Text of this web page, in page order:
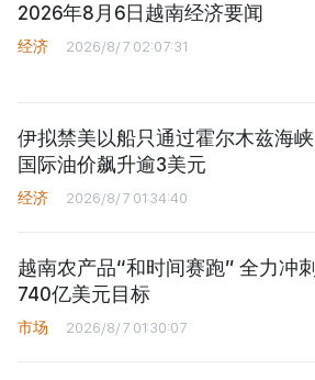
2026年8月6日越南经济要闻
经济 2026/8/7 02:07:31
伊拟禁美以船只通过霍尔木兹海峡
国际油价飙升逾3美元
经济 2026/8/7 01:34:40
越南农产品“和时间赛跑” 全力冲刺
740亿美元目标
市场 2026/8/7 01:30:07